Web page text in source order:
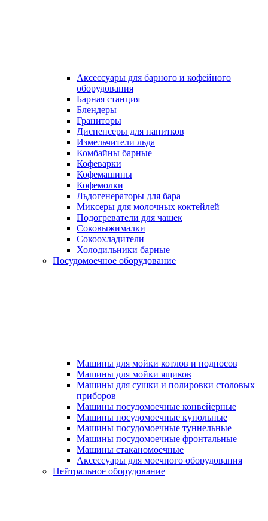
Аксессуары для барного и кофейного
оборудования
Барная станция
Блендеры
Граниторы
Диспенсеры для напитков
Измельчители льда
Комбайны барные
Кофеварки
Кофемашины
Кофемолки
Льдогенераторы для бара
Миксеры для молочных коктейлей
Подогреватели для чашек
Соковыжималки
Сокоохладители
Холодильники барные
Посудомоечное оборудование
Машины для мойки котлов и подносов
Машины для мойки ящиков
Машины для сушки и полировки столовых
приборов
Машины посудомоечные конвейерные
Машины посудомоечные купольные
Машины посудомоечные туннельные
Машины посудомоечные фронтальные
Машины стаканомоечные
Аксессуары для моечного оборудования
Нейтральное оборудование